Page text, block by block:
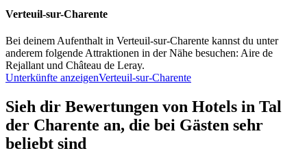
Verteuil-sur-Charente
Bei deinem Aufenthalt in Verteuil-sur-Charente kannst du unter
anderem folgende Attraktionen in der Nähe besuchen: Aire de
Rejallant und Château de Leray.
Unterkünfte anzeigenVerteuil-sur-Charente
Sieh dir Bewertungen von Hotels in Tal
der Charente an, die bei Gästen sehr
beliebt sind